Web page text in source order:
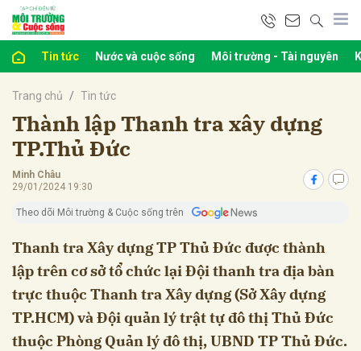
Tin tức Nước và cuộc sống Môi trường - Tài nguyên
Trang chủ Tin tức
Thành lập Thanh tra xây dựng
TP.Thủ Đức
Minh Châu
29/01/2024 19:30
Theo dõi Môi trường & Cuộc sống trên
Thanh tra Xây dựng TP Thủ Đức được thành
lập trên cơ sở tổ chức lại Đội thanh tra địa bàn
trực thuộc Thanh tra Xây dựng (Sở Xây dựng
TP.HCM) và Đội quản lý trật tự đô thị Thủ Đức
thuộc Phòng Quản lý đô thị, UBND TP Thủ Đức.
Hủy